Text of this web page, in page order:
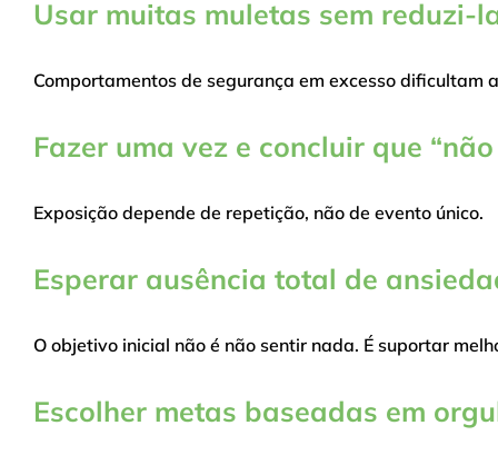
Usar muitas muletas sem reduzi-
Comportamentos de segurança em excesso dificultam
Fazer uma vez e concluir que
Exposição depende de repetição, não de evento único.
Esperar ausência total de
O objetivo inicial não é não sentir nada. É suportar
Escolher metas baseadas em